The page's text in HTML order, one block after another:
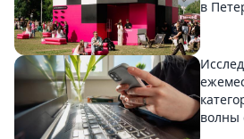
в
волны